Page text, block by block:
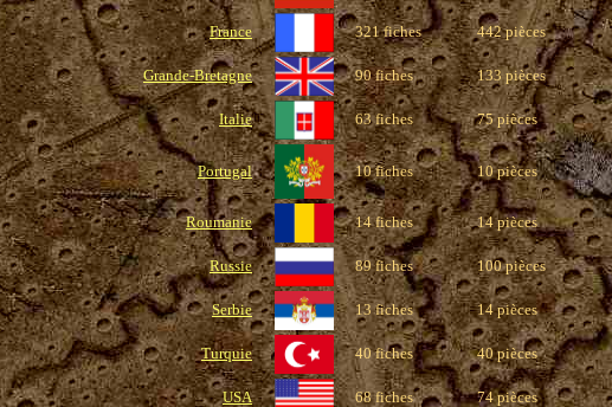
France 321 fiches 442 pièces
Grande-Bretagne 90 fiches 133 pièces
Italie 63 fiches 75 pièces
Portugal 10 fiches 10 pièces
Roumanie 14 fiches 14 pièces
Russie 89 fiches 100 pièces
Serbie 13 fiches 14 pièces
Turquie 40 fiches 40 pièces
USA 68 fiches 74 pièces